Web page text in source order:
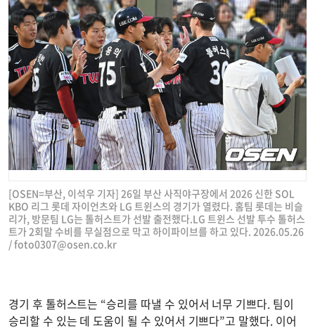
[OSEN=부산, 이석우 기자] 26일 부산 사직야구장에서 2026 신한 SOL
KBO 리그 롯데 자이언츠와 LG 트윈스의 경기가 열렸다. 홈팀 롯데는 비슬
리가, 방문팀 LG는 톨허스트가 선발 출전했다.LG 트윈스 선발 투수 톨허스
트가 2회말 수비를 무실점으로 막고 하이파이브를 하고 있다. 2026.05.26
/foto0307@osen.co.kr
경기 후 톨허스트는 “승리를 따낼 수 있어서 너무 기쁘다. 팀이
승리할 수 있는 데 도움이 될 수 있어서 기쁘다”고 말했다. 이어